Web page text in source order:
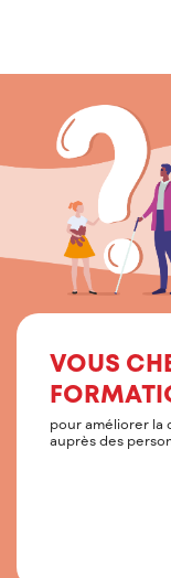
VOUS
pour améliorer la
auprès des